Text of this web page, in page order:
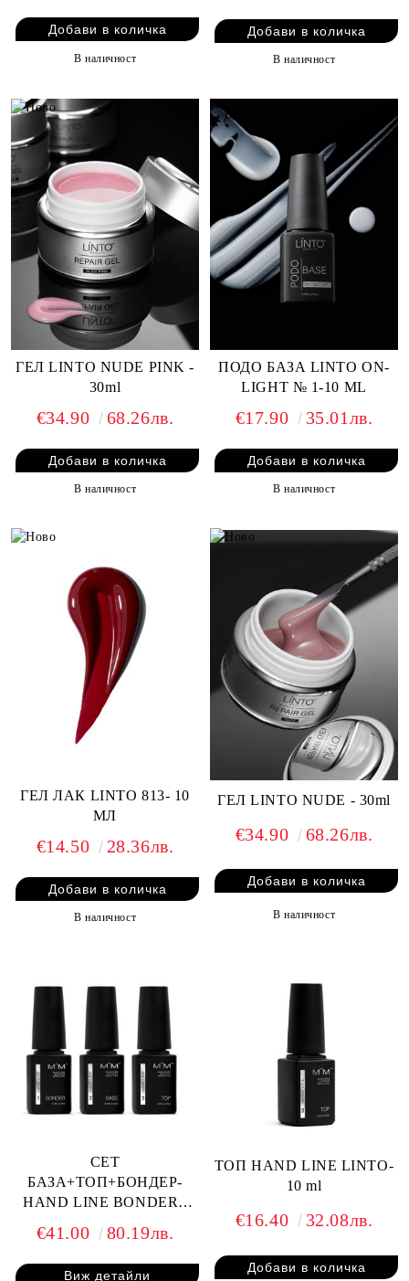
В наличност В наличност
ГЕЛ LINTO NUDE PINK -
30ml
€34.90 68.26лв.
В наличност
ПОДО БАЗА LINTO ON-
LIGHT № 1-10 ML
€17.90 35.01лв.
В наличност
ГЕЛ ЛАК LINTO 813- 10
МЛ
€14.50 28.36лв.
В наличност
ГЕЛ LINTO NUDE - 30ml
€34.90 68.26лв.
В наличност
СЕТ
БАЗА+ТОП+БОНДЕР-
HAND LINE BONDER+
€41.00 80.19лв.
Виж детайли
ТОП HAND LINE LINTO-
10 ml
€16.40 32.08лв.